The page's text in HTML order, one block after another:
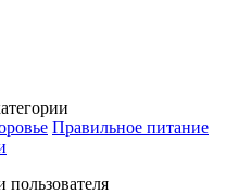
Правильное питание